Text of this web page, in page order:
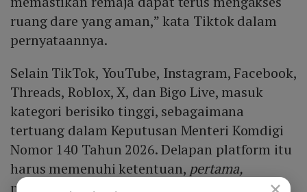
ruang dare yang aman,” kata Tiktok dalam
pernyataannya.
Selain TikTok, YouTube, Instagram, Facebook,
Threads, Roblox, X, dan Bigo Live, masuk
kategori berisiko tinggi, sebagaimana
tertuang dalam Keputusan Menteri Komdigi
Nomor 140 Tahun 2026. Delapan platform itu
harus memenuhi ketentuan, pertama,
me
nyesuaikan batasan minimum usia